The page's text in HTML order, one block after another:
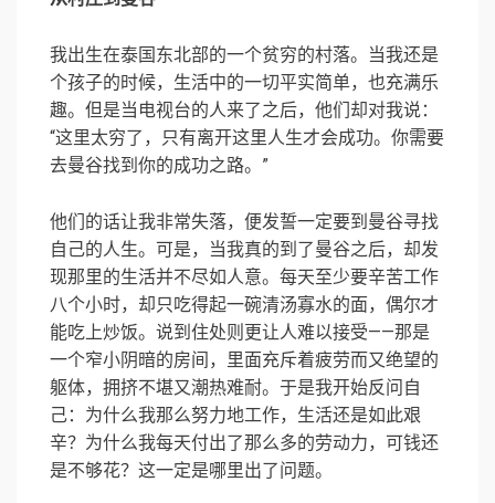
我出生在泰国东北部的一个贫穷的村落。当我还是
个孩子的时候，生活中的一切平实简单，也充满乐
趣。但是当电视台的人来了之后，他们却对我说：
“这里太穷了，只有离开这里人生才会成功。你需要
去曼谷找到你的成功之路。”
他们的话让我非常失落，便发誓一定要到曼谷寻找
自己的人生。可是，当我真的到了曼谷之后，却发
现那里的生活并不尽如人意。每天至少要辛苦工作
八个小时，却只吃得起一碗清汤寡水的面，偶尔才
能吃上炒饭。说到住处则更让人难以接受——那是
一个窄小阴暗的房间，里面充斥着疲劳而又绝望的
躯体，拥挤不堪又潮热难耐。于是我开始反问自
己：为什么我那么努力地工作，生活还是如此艰
辛？为什么我每天付出了那么多的劳动力，可钱还
是不够花？这一定是哪里出了问题。